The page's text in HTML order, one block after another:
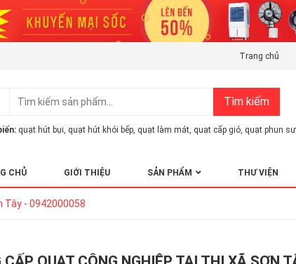
Trang chủ
Tìm kiếm
quạt hút bụi quạt hút khói bếp quạt làm mát quạt cấp gió quạt phun
CHỦ GIỚI THIỆU SẢN PHẨM THƯ VIỆN
Tây - 0942000058